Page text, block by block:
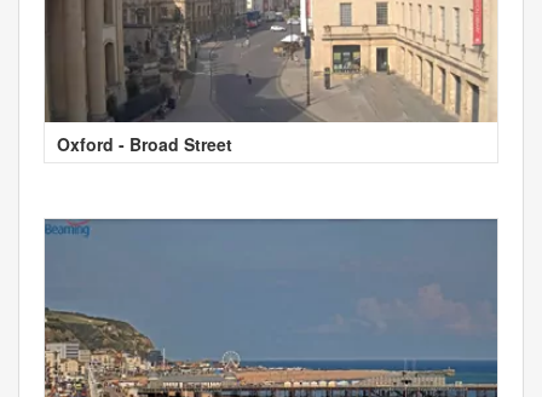
Oxford - Broad Street